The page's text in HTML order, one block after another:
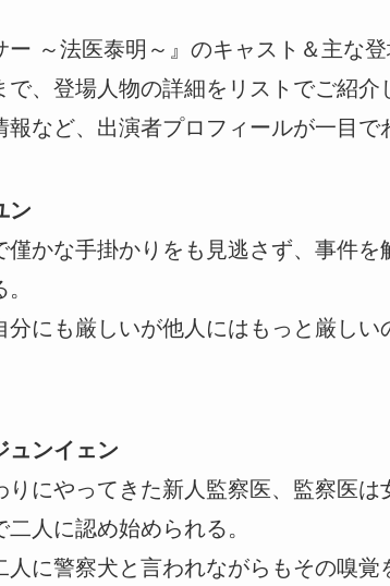
～法医泰明～』のキャスト＆主な登
、登場人物の詳細をリストでご紹介
など、出演者プロフィールが一目で
ン
かな手掛かりをも見逃さず、事件を
にも厳しいが他人にはもっと厳しい
ュンイェン
にやってきた新人監察医、監察医は
人に認め始められる。
に警察犬と言われながらもその嗅覚